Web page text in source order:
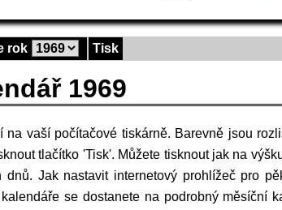
rok Tisk
1969
tlačítko 'Tisk'. Můžete tisknout jak na
Jak nastavit internetový prohlížeč pro
se dostanete na podrobný měsíční